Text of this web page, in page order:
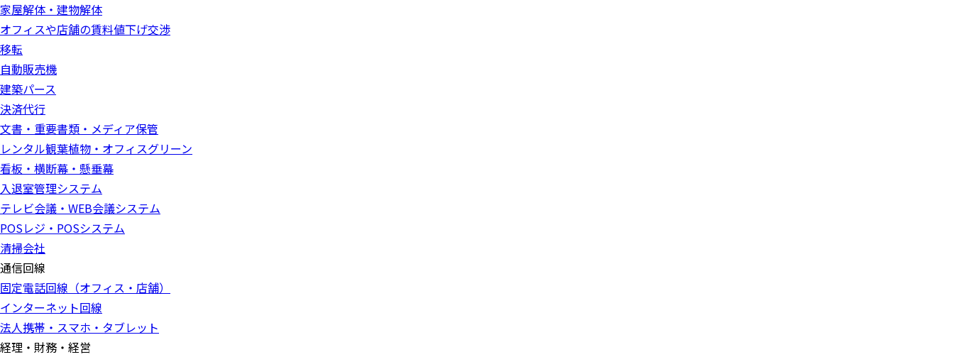
家屋解体・建物解体
オフィスや店舗の賃料値下げ交渉
移転
自動販売機
建築パース
決済代行
文書・重要書類・メディア保管
レンタル観葉植物・オフィスグリーン
看板・横断幕・懸垂幕
入退室管理システム
テレビ会議・WEB会議システム
POSレジ・POSシステム
清掃会社
通信回線
固定電話回線（オフィス・店舗）
インターネット回線
法人携帯・スマホ・タブレット
経理・財務・経営